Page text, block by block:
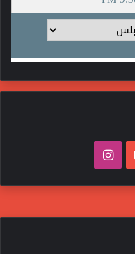
يوتيوبانستقرام